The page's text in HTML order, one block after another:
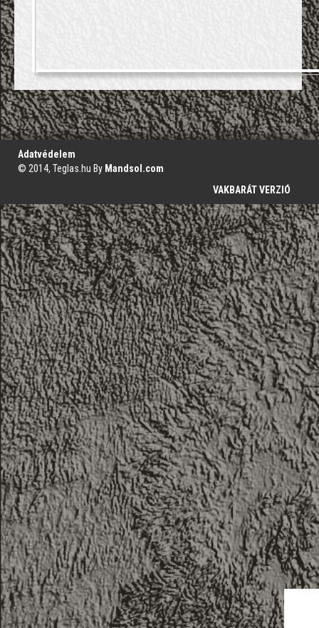
';
Adatvédelem
© 2014, Teglas.hu By Mandsol.com
VAKBARÁT VERZIÓ